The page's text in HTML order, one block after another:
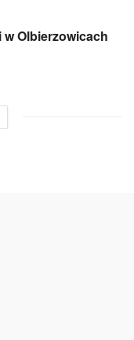
Olbierzowicach